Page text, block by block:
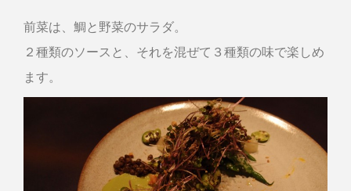
前菜は、鯛と野菜のサラダ。
２種類のソースと、それを混ぜて３種類の味で楽しめ
ます。